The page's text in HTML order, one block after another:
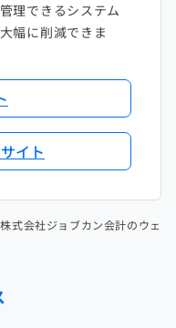
理できるシステム
幅に削減できま
イト
式会社ジョブカン会計のウェ